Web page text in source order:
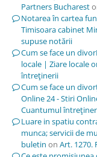
Partners Bucharest
Notarea în cartea
Timisoara cabinet
supuse notării
Cum se face un
locale | Ziare locale
întreţinerii
Cum se face un
Online 24 - Stiri
Cuantumul
Luare in spatiu
munca; servicii de
buletin on Art. 1270.